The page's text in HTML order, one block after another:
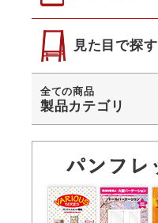
見た目で探す
全ての商品
製品カテゴリ